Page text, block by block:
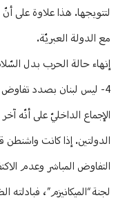
لتتويجها. هذا علاوة على أنّ
مع الدولة العبريّة.
إنهاء حالة الحرب بدل
4- ليس لبنان بصدد تفاوض
الإجماع الداخليّ على أنّه
الدولتين. إذا كانت واشنطن
التفاوض المباشر وعدم
لجنة “الميكانيزم”،